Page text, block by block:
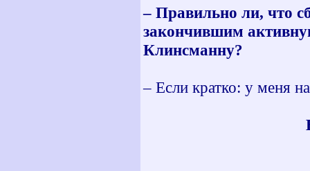
– Правильно ли, что
закончившим
Клинсманну?
– Если кратко: у меня